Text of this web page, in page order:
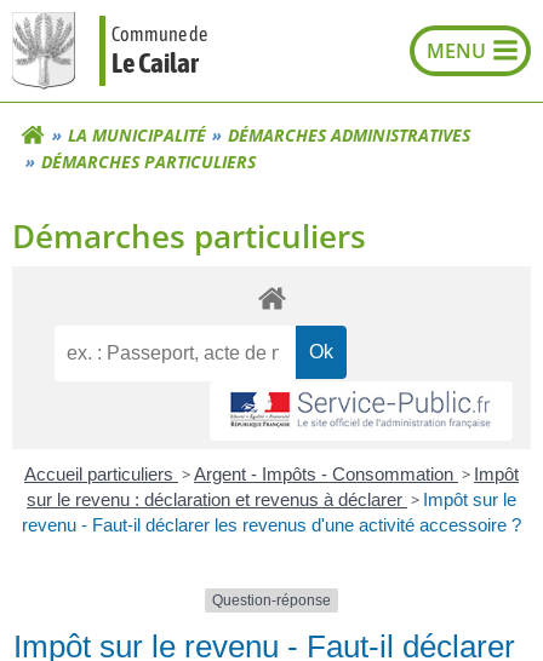
Aller
au
contenu
Commune de
Le Cailar
LA MUNICIPALITÉ
DÉMARCHES ADMINISTRATIVES
DÉMARCHES PARTICULIERS
Démarches particuliers
Accueil particuliers >Argent - Impôts - Consommation > Impôt
sur le revenu : déclaration et revenus à déclarer > Impôt sur le
revenu - Faut-il déclarer les revenus d'une activité accessoire ?
Question-réponse
Impôt sur le revenu - Faut-il déclarer